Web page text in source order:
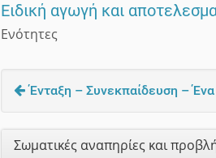
Ειδική αγωγή και
Ενότητες
Ένταξη – Συνεκπαίδευση –
Σωματικές αναπηρίες και